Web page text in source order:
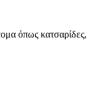
όπως κατσαρίδες,